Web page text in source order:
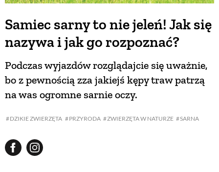
Samiec sarny to nie jeleń! Jak się
nazywa i jak go rozpoznać?
DZIKIE ZWIERZĘTA PRZYRODA ZWIERZĘTA W NATURZE SARNA
Podczas wyjazdów rozglądajcie się uważnie,
bo z pewnością zza jakiejś kępy traw patrzą
na was ogromne sarnie oczy.